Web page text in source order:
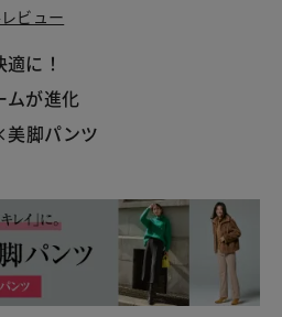
ビュー
に！
ムが進化
脚パンツ